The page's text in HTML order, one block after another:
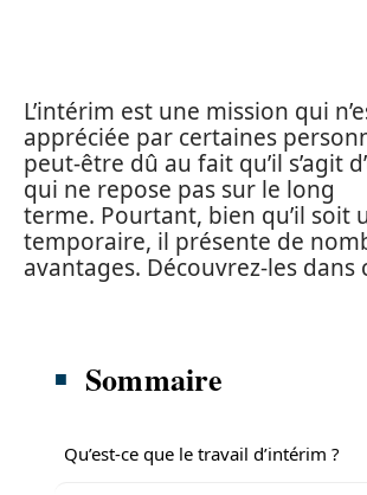
L’intérim est une mission qui
appréciée par certaines
peut-être dû au fait qu’il s’agit
qui ne repose pas sur le long
terme. Pourtant, bien qu’il soit
temporaire, il présente de
avantages. Découvrez-les dans
Sommaire
Qu’est-ce que le travail d’intérim ?